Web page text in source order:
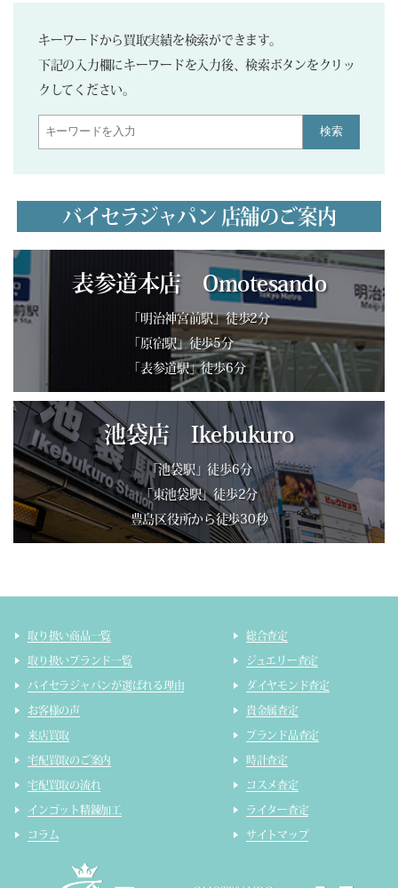
キーワードから買取実績を検索ができます。
下記の入力欄にキーワードを入力後、検索ボタンをクリッ
クしてください。
検索
バイセラジャパン 店舗のご案内
表参道本店 Omotesando
「明治神宮前駅」徒歩2分
「原宿駅」徒歩5分
「表参道駅」徒歩6分
池袋店 Ikebukuro
「池袋駅」徒歩6分
「東池袋駅」徒歩2分
豊島区役所から徒歩30秒
取り扱い商品一覧
取り扱いブランド一覧
バイセラジャパンが選ばれる理由
お客様の声
来店買取
宅配買取のご案内
宅配買取の流れ
インゴット精錬加工
コラム
総合査定
ジュエリー査定
ダイヤモンド査定
貴金属査定
ブランド品査定
時計査定
コスメ査定
ライター査定
サイトマップ